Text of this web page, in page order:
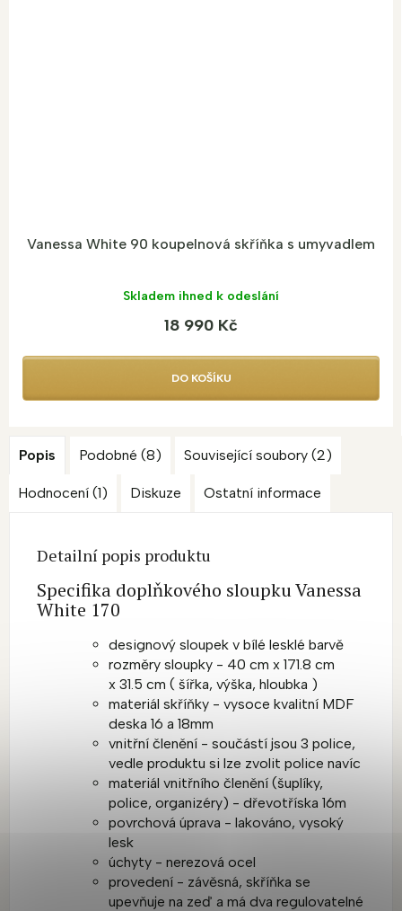
Vanessa White 90 koupelnová skříňka s umyvadlem
Skladem ihned k odeslání
18 990 Kč
DO KOŠÍKU
Popis Podobné (8) Související soubory (2)
Hodnocení (1) Diskuze Ostatní informace
Detailní popis produktu
Specifika doplňkového sloupku Vanessa
White 170
designový sloupek v bílé lesklé barvě
rozměry sloupky - 40 cm x 171.8 cm
x 31.5 cm ( šířka, výška, hloubka )
materiál skříňky - vysoce kvalitní MDF
deska 16 a 18mm
vnitřní členění - součástí jsou 3 police,
vedle produktu si lze zvolit police navíc
materiál vnitřního členění (šuplíky,
police, organizéry) - dřevotříska 16m
povrchová úprava - lakováno, vysoký
lesk
úchyty - nerezová ocel
provedení - závěsná, skříňka se
upevňuje na zeď a má dva regulovatelné